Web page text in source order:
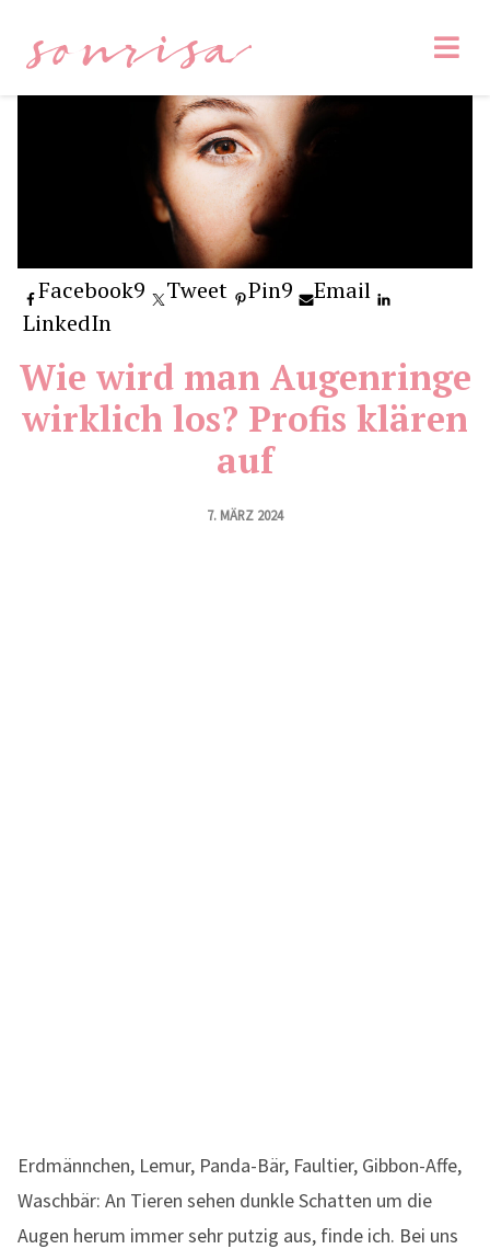
sonrisa
Facebook9 Tweet Pin9
Email
LinkedIn
Wie wird man Augenringe
wirklich los? Profis klären
auf
7. MÄRZ 2024
Erdmännchen, Lemur, Panda-Bär, Faultier, Gibbon-Affe,
Waschbär: An Tieren sehen dunkle Schatten um die
Augen herum immer sehr putzig aus, finde ich. Bei uns